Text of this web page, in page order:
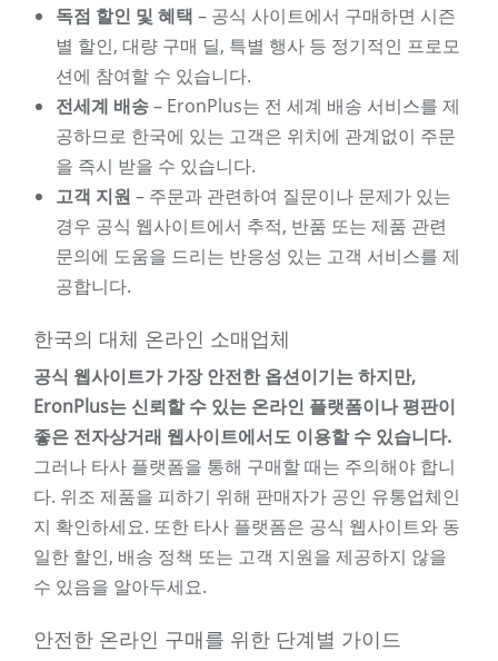
독점 할인 및 혜택 – 공식 사이트에서 구매하면 시즌
별 할인, 대량 구매 딜, 특별 행사 등 정기적인 프로모
션에 참여할 수 있습니다.
전세계 배송– EronPlus는 전 세계 배송 서비스를 제
공하므로 한국에 있는 고객은 위치에 관계없이 주문
을 즉시 받을 수 있습니다.
고객 지원 – 주문과 관련하여 질문이나 문제가 있는
경우 공식 웹사이트에서 추적, 반품 또는 제품 관련
문의에 도움을 드리는 반응성 있는 고객 서비스를 제
공합니다.
한국의 대체 온라인 소매업체
공식 웹사이트가 가장 안전한 옵션이기는 하지만,
EronPlus는 신뢰할 수 있는 온라인 플랫폼이나 평판이
좋은 전자상거래 웹사이트에서도 이용할 수 있습니다.
그러나 타사 플랫폼을 통해 구매할 때는 주의해야 합니
다. 위조 제품을 피하기 위해 판매자가 공인 유통업체인
지 확인하세요. 또한 타사 플랫폼은 공식 웹사이트와 동
일한 할인, 배송 정책 또는 고객 지원을 제공하지 않을
수 있음을 알아두세요.
안전한 온라인 구매를 위한 단계별 가이드